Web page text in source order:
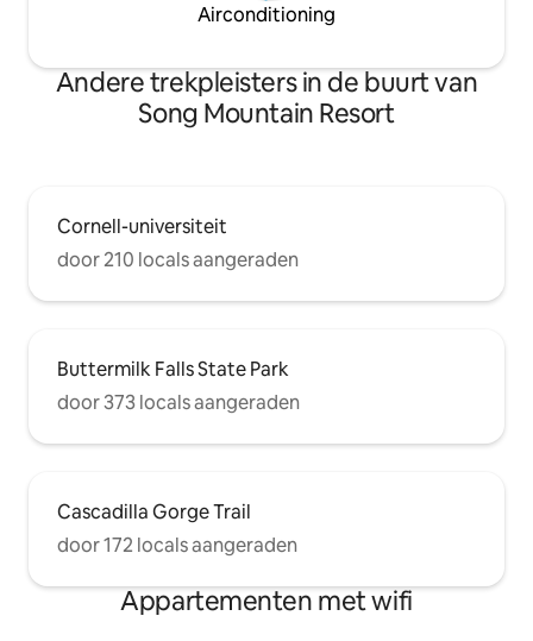
Airconditioning
Andere trekpleisters in de buurt van
Song Mountain Resort
Cornell-universiteit
door 210 locals aangeraden
Buttermilk Falls State Park
door 373 locals aangeraden
Cascadilla Gorge Trail
door 172 locals aangeraden
Appartementen met wifi